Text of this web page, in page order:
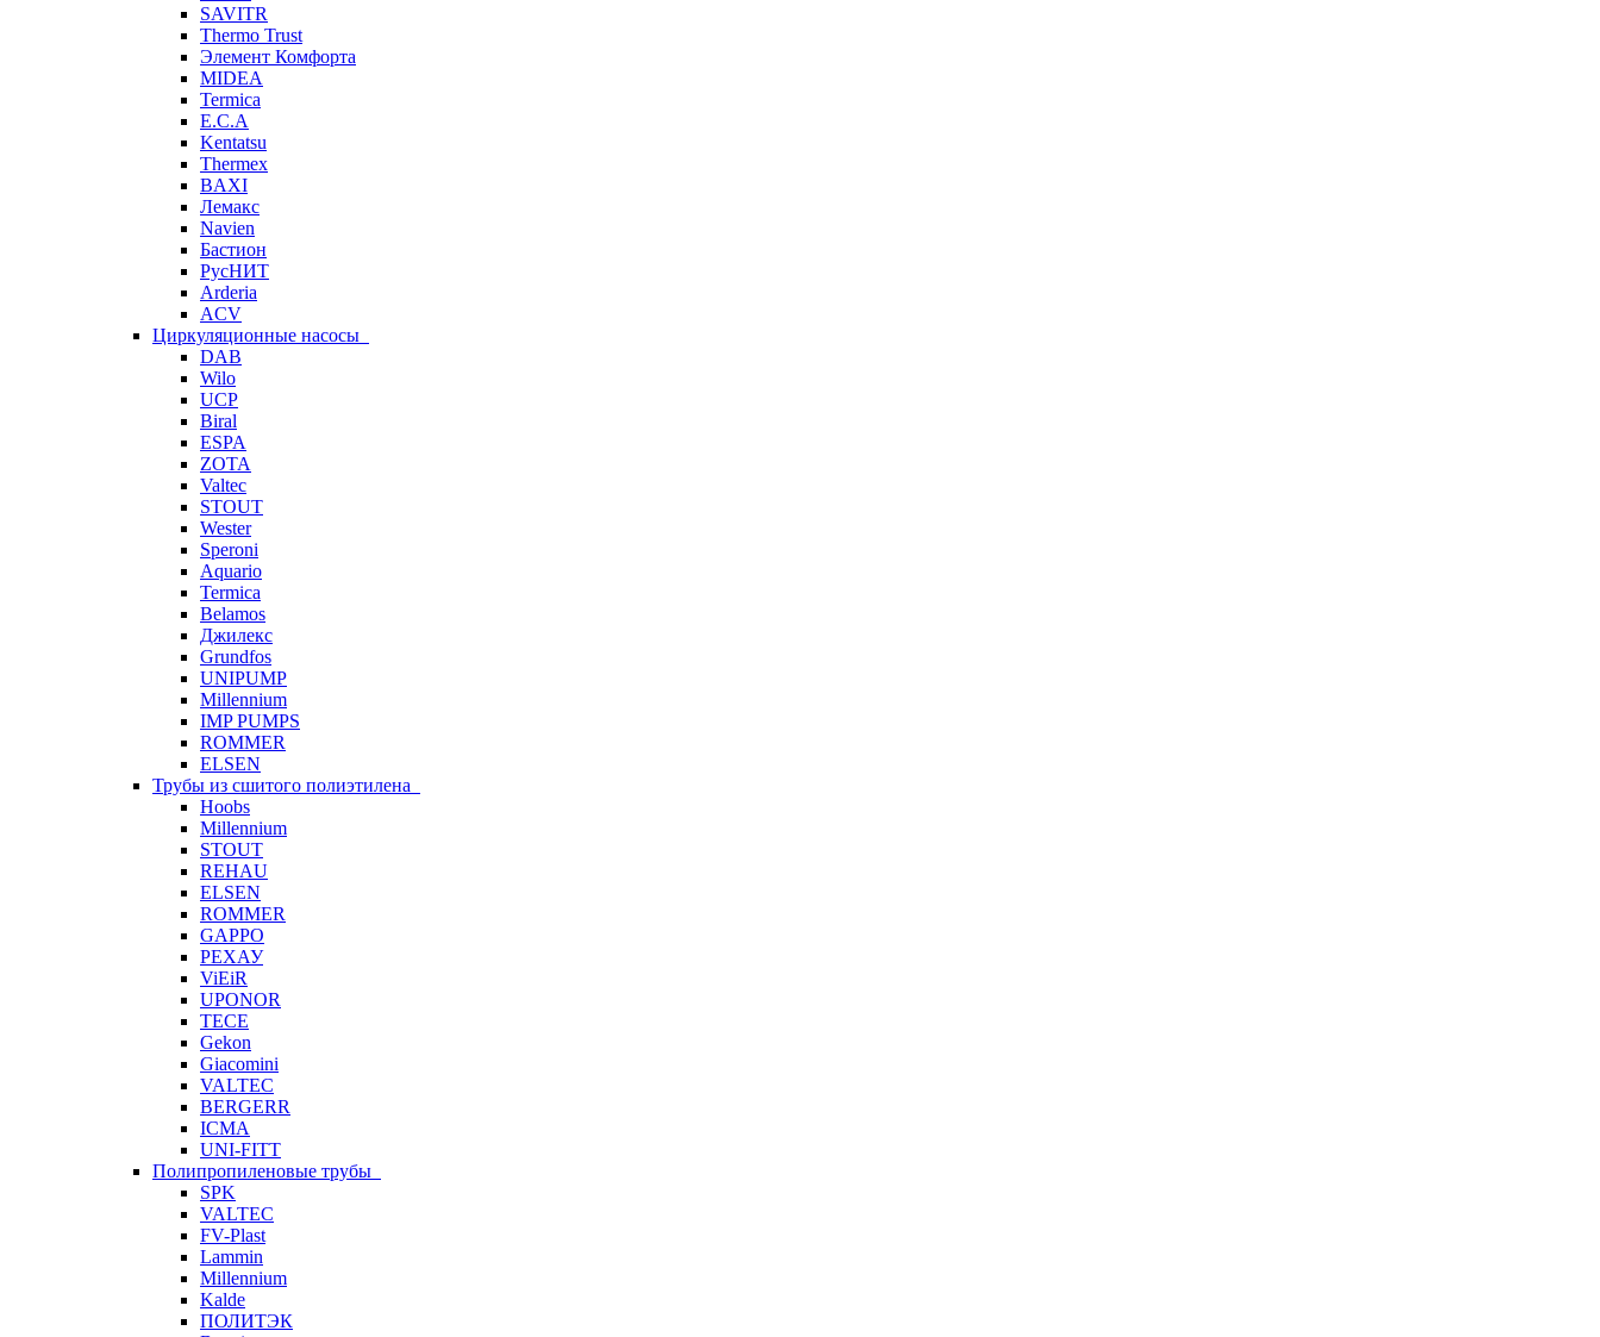
SAVITR
Thermo Trust
Элемент Комфорта
MIDEA
Termica
E.C.A
Kentatsu
Thermex
BAXI
Лемакс
Navien
Бастион
РусНИТ
Arderia
ACV
Циркуляционные насосы
DAB
Wilo
UCP
Biral
ESPA
ZOTA
Valtec
STOUT
Wester
Speroni
Aquario
Termica
Belamos
Джилекс
Grundfos
UNIPUMP
Millennium
IMP PUMPS
ROMMER
ELSEN
Трубы из сшитого полиэтилена
Hoobs
Millennium
STOUT
REHAU
ELSEN
ROMMER
GAPPO
РЕХАУ
ViEiR
UPONOR
TECE
Gekon
Giacomini
VALTEC
BERGERR
ICMA
UNI-FITT
Полипропиленовые трубы
SPK
VALTEC
FV-Plast
Lammin
Millennium
Kalde
ПОЛИТЭК